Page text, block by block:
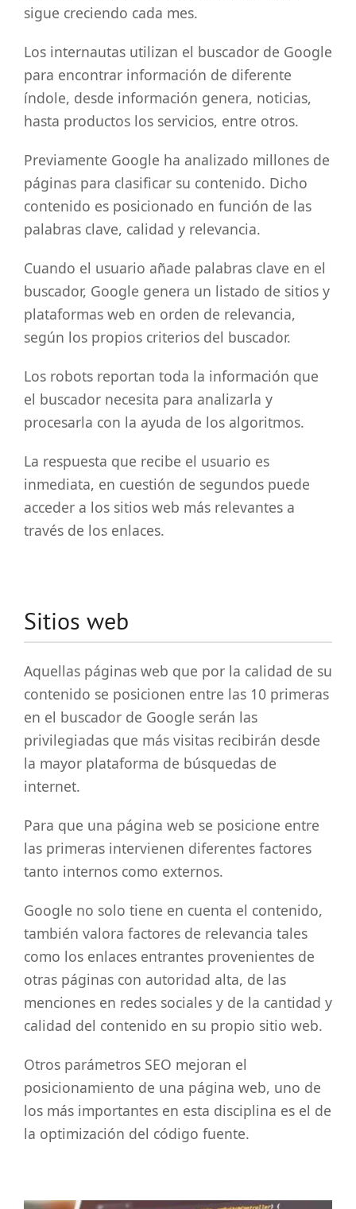
sigue creciendo cada mes.
Los internautas utilizan el buscador de Google
para encontrar información de diferente
índole, desde información genera, noticias,
hasta productos los servicios, entre otros.
Previamente Google ha analizado millones de
páginas para clasificar su contenido. Dicho
contenido es posicionado en función de las
palabras clave, calidad y relevancia.
Cuando el usuario añade palabras clave en el
buscador, Google genera un listado de sitios y
plataformas web en orden de relevancia,
según los propios criterios del buscador.
Los robots reportan toda la información que
el buscador necesita para analizarla y
procesarla con la ayuda de los algoritmos.
La respuesta que recibe el usuario es
inmediata, en cuestión de segundos puede
acceder a los sitios web más relevantes a
través de los enlaces.
Sitios web
Aquellas páginas web que por la calidad de su
contenido se posicionen entre las 10 primeras
en el buscador de Google serán las
privilegiadas que más visitas recibirán desde
la mayor plataforma de búsquedas de
internet.
Para que una página web se posicione entre
las primeras intervienen diferentes factores
tanto internos como externos.
Google no solo tiene en cuenta el contenido,
también valora factores de relevancia tales
como los enlaces entrantes provenientes de
otras páginas con autoridad alta, de las
menciones en redes sociales y de la cantidad y
calidad del contenido en su propio sitio web.
Otros parámetros SEO mejoran el
posicionamiento de una página web, uno de
los más importantes en esta disciplina es el de
la optimización del código fuente.